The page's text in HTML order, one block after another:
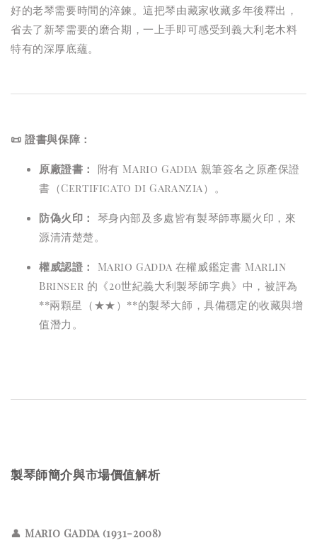
好的老琴需要時間的淬鍊。這把琴由藏家收藏多年後釋出，
省去了新琴需要的磨合期，一上手即可感受到義大利老木料
特有的深厚底蘊。
📜 證書與保障：
原廠證書：
附有 Mario Gadda 親筆簽名之原產保證
書（Certificato di Garanzia）。
防偽火印： 琴身內部及多處皆有製琴師專屬火印，來
源清清楚楚。
權威認證：
Mario Gadda 在權威鑑定書 Marlin
Brinser 的《20世紀義大利製琴師字典》中，被評為
**兩顆星（★★）**的製琴大師，具備穩定的收藏與增
值潛力。
製琴師簡介與市場價值解析
👤Mario Gadda (1931-2008)